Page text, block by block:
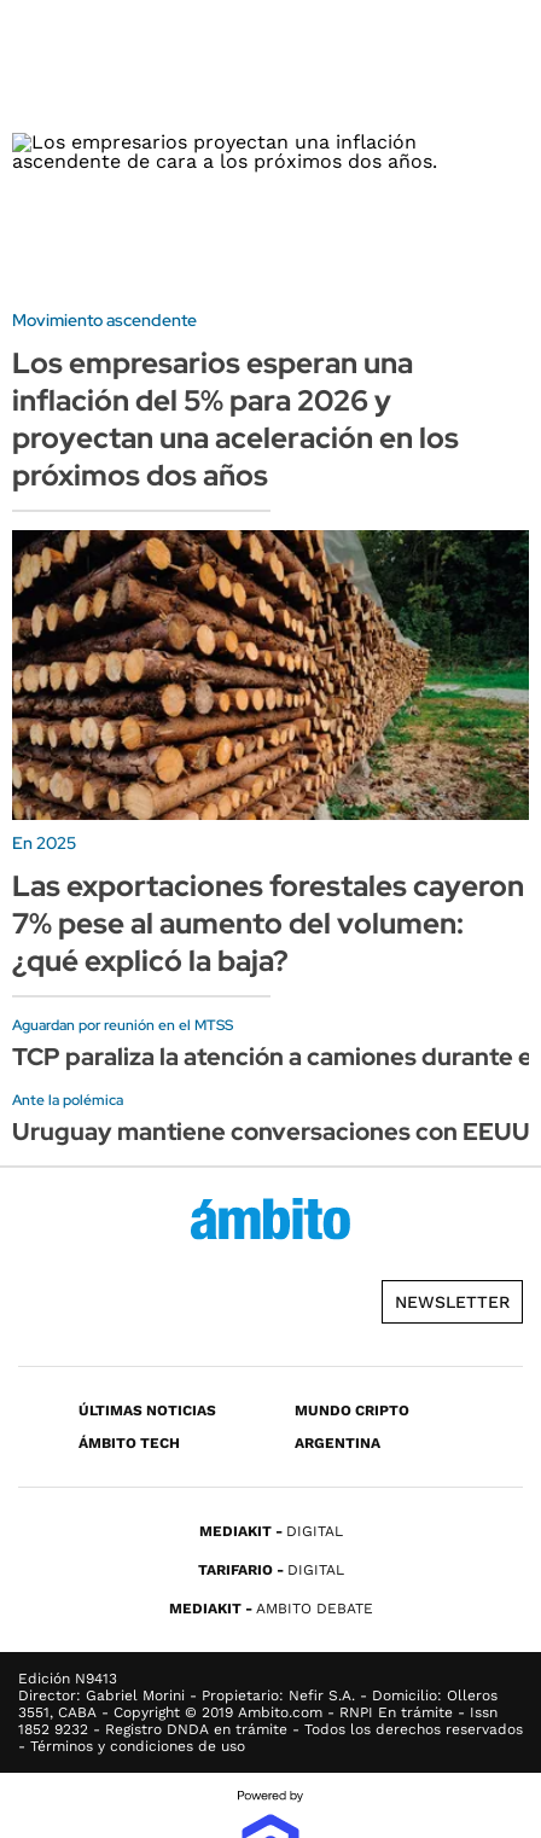
Movimiento ascendente
Los empresarios esperan una
inflación del 5% para 2026 y
proyectan una aceleración en los
próximos dos años
En 2025
Las exportaciones forestales cayeron
7% pese al aumento del volumen:
¿qué explicó la baja?
Aguardan por reunión en el MTSS
TCP paraliza la atención a camiones durante
Ante la polémica
Uruguay mantiene conversaciones con
NEWSLETTER
ÚLTIMAS NOTICIAS
MUNDO CRIPTO
ÁMBITO TECH
ARGENTINA
MEDIAKIT DIGITAL
TARIFARIO DIGITAL
MEDIAKIT AMBITO DEBATE
Edición N9413
Director: Gabriel Morini - Propietario: Nefir S.A. - Domicilio: Olleros
3551, CABA - Copyright © 2019 Ambito.com - RNPI En trámite - Issn
1852 9232 - Registro DNDA en trámite - Todos los derechos reservados
- Términos y condiciones de uso